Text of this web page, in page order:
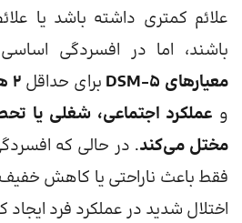
علائم کمتری داشته باشد یا
باشند، اما در افسردگی اساسی
معیارهای DSM-5
برای حداقل ۲ هفته متوالی
و عملکرد اجتماعی، شغلی یا
مختل می‌کند. در حالی که
فقط باعث ناراحتی یا کاهش
اختلال شدید در عملکرد فرد ایجاد